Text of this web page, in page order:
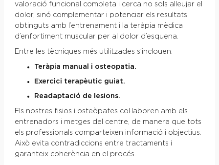
valoració funcional completa i cerca no sols alleujar el
dolor, sinó complementar i potenciar els resultats
obtinguts amb l’entrenament i la teràpia mèdica
d’enfortiment muscular per al dolor d’esquena.
Entre les tècniques més utilitzades s’inclouen:
Teràpia manual i osteopatia.
Exercici terapèutic guiat.
Readaptació de lesions.
Els nostres fisios i osteòpates col·laboren amb els
entrenadors i metges del centre, de manera que tots
els professionals comparteixen informació i objectius.
Això evita contradiccions entre tractaments i
garanteix coherència en el procés.